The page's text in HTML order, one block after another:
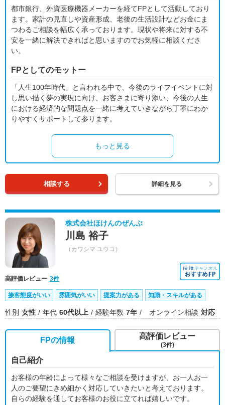
都市銀行、外資医療機器メーカーを経てFPとして活動しており
ます。家計の見直しや資産形成、老後の生活設計などお金にま
つわるご相談を幅広く承っております。現状や将来に対する不
安を一緒に解決できればと思いますのでお気軽に相談くださ
い。
FPとしてのモットー
「人生100年時代」と言われる中で、今後のライフイベントに対
し思い描く夢の実現に向け、お客さまに寄り添い、今後の人生
における経済的な問題点を一緒に考えていきながら丁寧にわか
りやすくサポートして参ります。
もっと見る
相談する 詳細を見る
株式会社ほけんのぜんぶ
川島 裕子
（カワシマ ユウコ）
高評価レビュー 3件
接客態度がいい 雰囲気がいい 提案力がある 知識・スキルがある
性別 女性 年代 60代以上 経験年数 7年 オンライン相談 対応
FPの情報
自己紹介
お客様の年齢によって様々なご相談を受けますが、お一人お一
人のご要望にきめ細かく対応していきたいと考えております。
自らの経験を通してお客様のお役に立てれば嬉しいです。
高評価レビュー
(3件)